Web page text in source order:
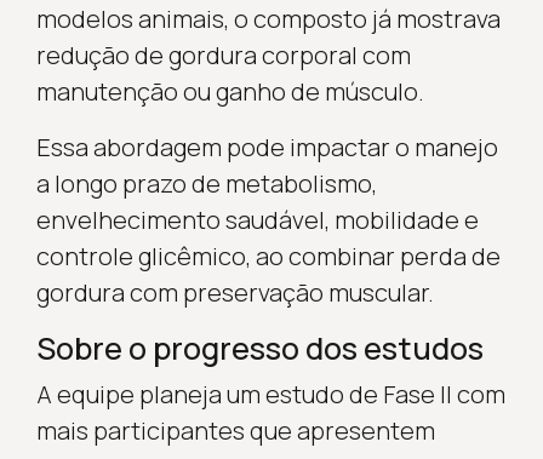
modelos animais, o composto já mostrava
redução de gordura corporal com
manutenção ou ganho de músculo.
Essa abordagem pode impactar o manejo
a longo prazo de metabolismo,
envelhecimento saudável, mobilidade e
controle glicêmico, ao combinar perda de
gordura com preservação muscular.
Sobre o progresso dos estudos
A equipe planeja um estudo de Fase II com
mais participantes que apresentem